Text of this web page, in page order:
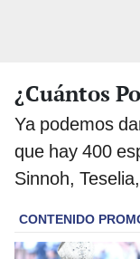
¿Cuántos
Ya podemos
que hay 400
Sinnoh,